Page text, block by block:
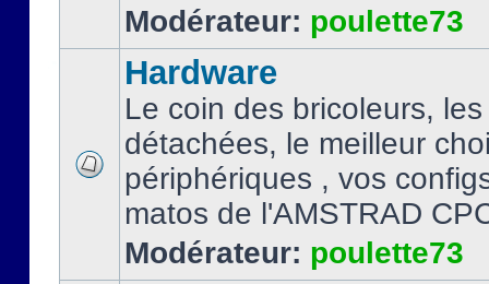
Modérateur: poulette73
Hardware
Le coin des bricoleurs,
détachées, le meilleur
périphériques , vos
matos de l'AMSTRAD
Modérateur: poulette73